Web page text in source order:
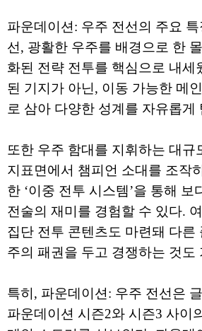
파운데이션: 우주 전선의 주요
선, 광활한 우주를 배경으로 한
화된 전략 전투를 핵심으로 내세
된 기지가 아닌, 이동 가능한 메
로 삼아 다양한 성계를 자유롭게
또한 우주 함대를 지휘하는 대규
지표면에서 챔피언 소대를 조작
한 ‘이중 전투 시스템’을 통해 보
전술의 재미를 경험할 수 있다.
집단 전투 콘텐츠도 마련돼 다른
주의 패권을 두고 경쟁하는 것도
특히, 파운데이션: 우주 전선은
파운데이션 시즌2와 시즌3 사이